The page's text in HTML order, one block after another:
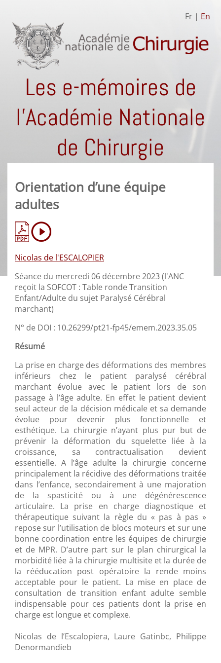
Fr | En
Les e-mémoires de
l'Académie Nationale
de Chirurgie
Orientation d’une équipe
adultes
Nicolas de l'ESCALOPIER
Séance du mercredi 06 décembre 2023 (l'ANC
reçoit la SOFCOT : Table ronde Transition
Enfant/Adulte du sujet Paralysé Cérébral
marchant)
N° de DOI : 10.26299/pt21-fp45/emem.2023.35.05
Résumé
La prise en charge des déformations des membres
inférieurs chez le patient paralysé cérébral
marchant évolue avec le patient lors de son
passage à l’âge adulte. En effet le patient devient
seul acteur de la décision médicale et sa demande
évolue pour devenir plus fonctionnelle et
esthétique. La chirurgie n’ayant plus pur but de
prévenir la déformation du squelette liée à la
croissance, sa contractualisation devient
essentielle. A l’âge adulte la chirurgie concerne
principalement la récidive des déformations traitée
dans l’enfance, secondairement à une majoration
de la spasticité ou à une dégénérescence
articulaire. La prise en charge diagnostique et
thérapeutique suivant la règle du « pas à pas »
repose sur l’utilisation de blocs moteurs et sur une
bonne coordination entre les équipes de chirurgie
et de MPR. D’autre part sur le plan chirurgical la
morbidité liée à la chirurgie multisite et la durée de
la rééducation post opératoire la rende moins
acceptable pour le patient. La mise en place de
consultation de transition enfant adulte semble
indispensable pour ces patients dont la prise en
charge est longue et complexe.
Nicolas de l’Escalopiera, Laure Gatinbc, Philippe
Denormandieb